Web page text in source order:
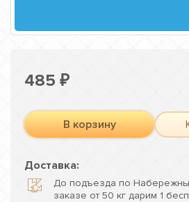
485 ₽
В корзину
Доставка:
До подъезда по
заказе от 50 кг дарим 1